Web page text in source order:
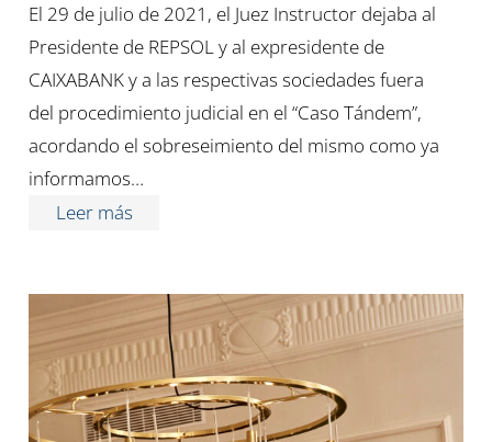
El 29 de julio de 2021, el Juez Instructor dejaba al
Presidente de REPSOL y al expresidente de
CAIXABANK y a las respectivas sociedades fuera
del procedimiento judicial en el “Caso Tándem”,
acordando el sobreseimiento del mismo como ya
informamos…
Leer más